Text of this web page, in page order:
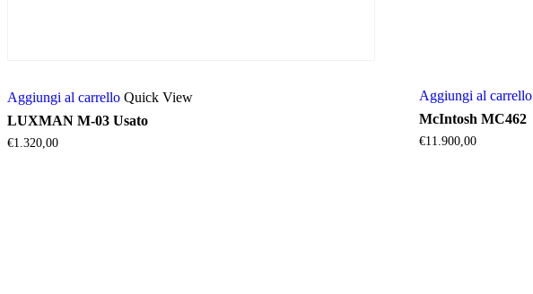
Aggiungi al carrello Quick View
LUXMAN M-03 Usato
€1.320,00
Aggiungi al carrello
McIntosh MC462
€11.900,00